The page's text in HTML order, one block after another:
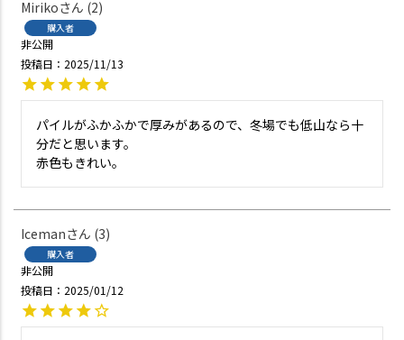
Miriko 2
購入者
非公開
投稿日
2025/11/13
パイルがふかふかで厚みがあるので、冬場でも低山なら十
分だと思います。
赤色もきれい。
Iceman 3
購入者
非公開
投稿日
2025/01/12